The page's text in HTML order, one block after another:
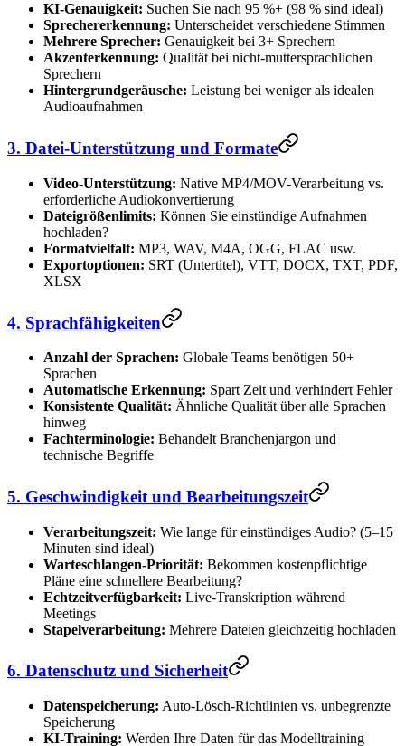
KI-Genauigkeit: Suchen Sie nach 95 %+ (98 % sind ideal)
Sprechererkennung: Unterscheidet verschiedene Stimmen
Mehrere Sprecher: Genauigkeit bei 3+ Sprechern
Akzenterkennung: Qualität bei nicht-muttersprachlichen
Sprechern
Hintergrundgeräusche: Leistung bei weniger als idealen
Audioaufnahmen
3. Datei-Unterstützung und Formate
Video-Unterstützung: Native MP4/MOV-Verarbeitung vs.
erforderliche Audiokonvertierung
Dateigrößenlimits: Können Sie einstündige Aufnahmen
hochladen?
Formatvielfalt: MP3, WAV, M4A, OGG, FLAC usw.
Exportoptionen: SRT (Untertitel), VTT, DOCX, TXT, PDF,
XLSX
4. Sprachfähigkeiten
Anzahl der Sprachen: Globale Teams benötigen 50+
Sprachen
Automatische Erkennung: Spart Zeit und verhindert Fehler
Konsistente Qualität: Ähnliche Qualität über alle Sprachen
hinweg
Fachterminologie: Behandelt Branchenjargon und
technische Begriffe
5. Geschwindigkeit und Bearbeitungszeit
Verarbeitungszeit: Wie lange für einstündiges Audio? (5–15
Minuten sind ideal)
Warteschlangen-Priorität: Bekommen kostenpflichtige
Pläne eine schnellere Bearbeitung?
Echtzeitverfügbarkeit: Live-Transkription während
Meetings
Stapelverarbeitung: Mehrere Dateien gleichzeitig hochladen
6. Datenschutz und Sicherheit
Datenspeicherung: Auto-Lösch-Richtlinien vs. unbegrenzte
Speicherung
KI-Training: Werden Ihre Daten für das Modelltraining